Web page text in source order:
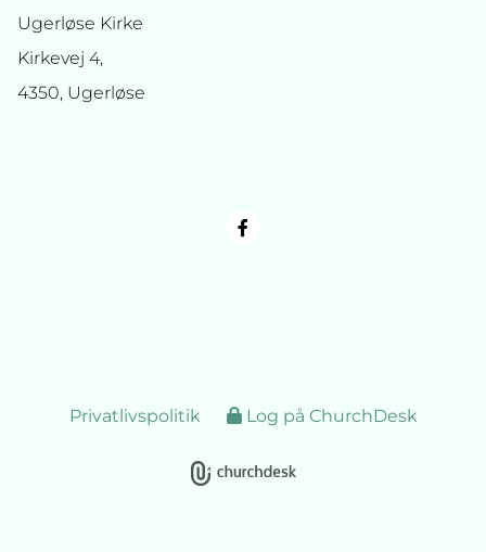
Ugerløse Kirke
Kirkevej 4,
4350, Ugerløse
Privatlivspolitik Log på ChurchDesk